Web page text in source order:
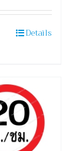
Details